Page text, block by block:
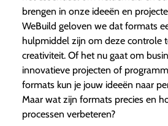
5
sterren.
brengen in onze ideeën en
WeBuild geloven we dat formats
hulpmiddel zijn om deze controle
creativiteit. Of het nu gaat om
innovatieve projecten of
formats kun je jouw ideeën naar
Maar wat zijn formats precies en
processen verbeteren?